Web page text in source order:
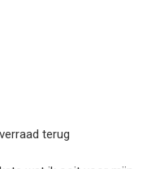
terug